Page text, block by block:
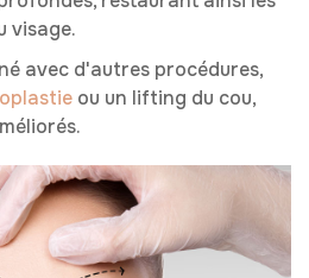
visage.
avec d'autres procédures,
ou un lifting du cou,